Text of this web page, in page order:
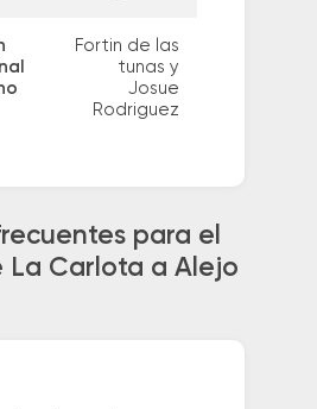
Fortin de las
tunas y
Josue
Rodriguez
para el
La Carlota a Alejo